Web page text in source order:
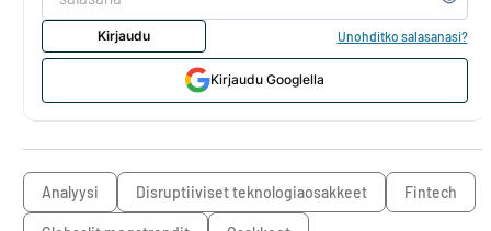
Kirjaudu Unohditko salasanasi?
Kirjaudu Googlella
analyysi disruptiiviset teknologiaosakkeet Fintech